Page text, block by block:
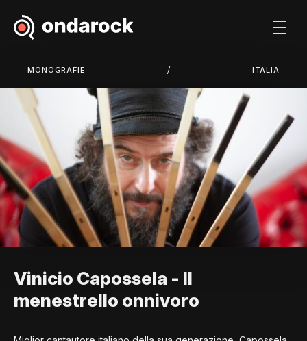
MONOGRAFIE / ITALIA
Vinicio Capossela - Il
menestrello onnivoro